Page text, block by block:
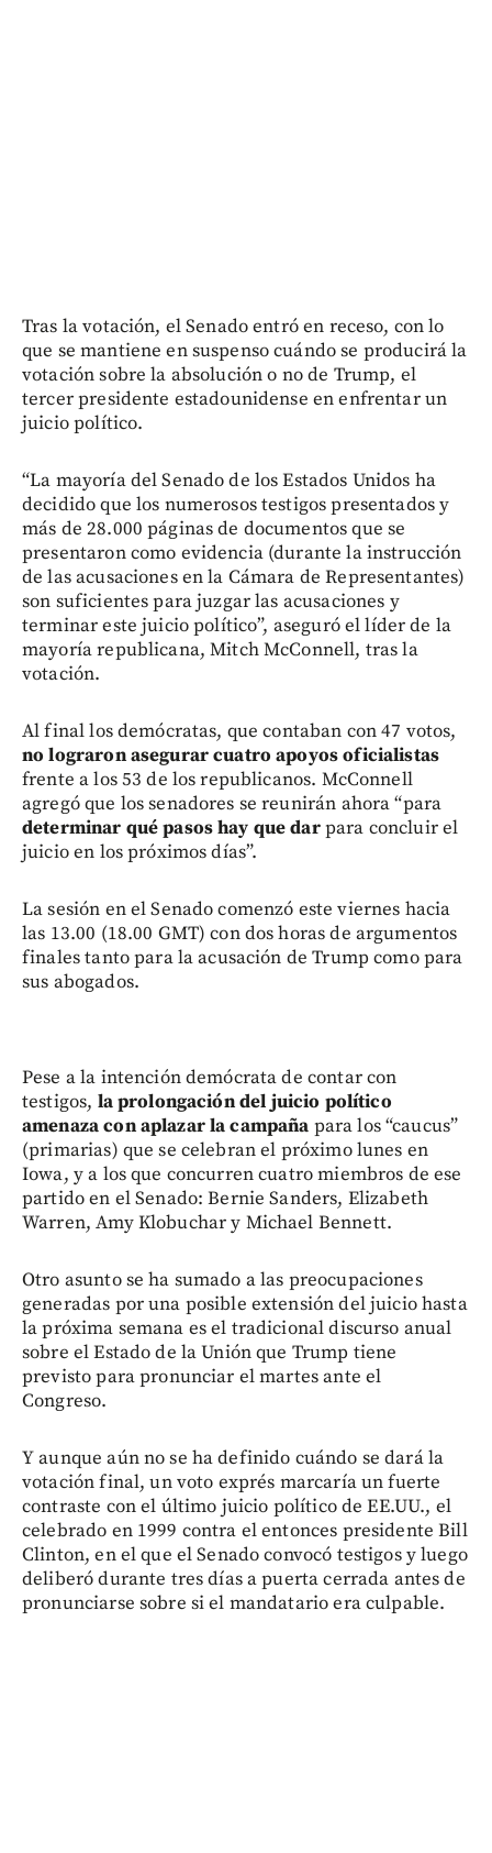
Tras la votación, el Senado entró en receso, con lo
que se mantiene en suspenso cuándo se producirá la
votación sobre la absolución o no de Trump, el
tercer presidente estadounidense en enfrentar un
juicio político.
“La mayoría del Senado de los Estados Unidos ha
decidido que los numerosos testigos presentados y
más de 28.000 páginas de documentos que se
presentaron como evidencia (durante la instrucción
de las acusaciones en la Cámara de Representantes)
son suficientes para juzgar las acusaciones y
terminar este juicio político”, aseguró el líder de la
mayoría republicana, Mitch McConnell, tras la
votación.
Al final los demócratas, que contaban con 47 votos,
no lograron asegurar cuatro apoyos oficialistas
frente a los 53 de los republicanos. McConnell
agregó que los senadores se reunirán ahora “para
determinar qué pasos hay que darpara concluir el
juicio en los próximos días”.
La sesión en el Senado comenzó este viernes hacia
las 13.00 (18.00 GMT) con dos horas de argumentos
finales tanto para la acusación de Trump como para
sus abogados.
Pese a la intención demócrata de contar con
testigos, la prolongación del juicio político
amenaza con aplazar la campaña para los “caucus”
(primarias) que se celebran el próximo lunes en
Iowa, y a los que concurren cuatro miembros de ese
partido en el Senado: Bernie Sanders, Elizabeth
Warren, Amy Klobuchar y Michael Bennett.
Otro asunto se ha sumado a las preocupaciones
generadas por una posible extensión del juicio hasta
la próxima semana es el tradicional discurso anual
sobre el Estado de la Unión que Trump tiene
previsto para pronunciar el martes ante el
Congreso.
Y aunque aún no se ha definido cuándo se dará la
votación final, un voto exprés marcaría un fuerte
contraste con el último juicio político de EE.UU., el
celebrado en 1999 contra el entonces presidente Bill
Clinton, en el que el Senado convocó testigos y luego
deliberó durante tres días a puerta cerrada antes de
pronunciarse sobre si el mandatario era culpable.